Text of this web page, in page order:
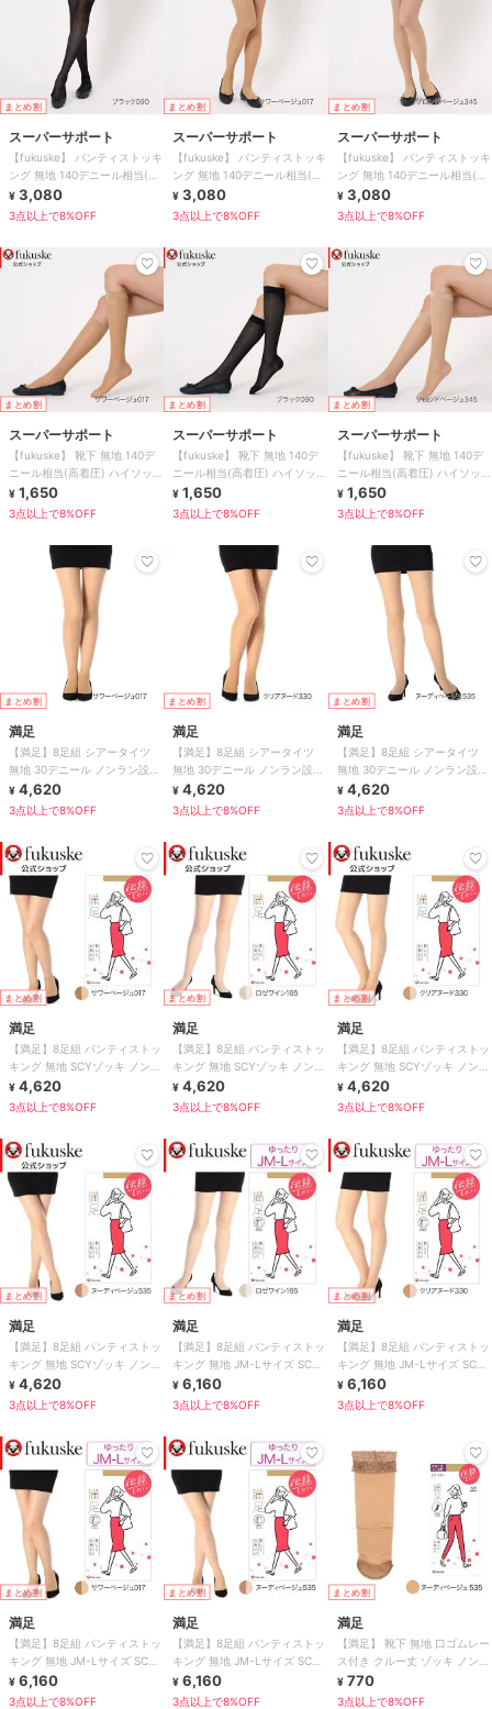
まとめ割
スーパーサポート
【fukuske】 パンティストッキ
ング 無地 140デニール相当(高
着圧)
¥ 3,080
3点以上で8%OFF
まとめ割
スーパーサポート
【fukuske】 パンティストッキ
ング 無地 140デニール相当(高
着圧)
¥ 3,080
3点以上で8%OFF
まとめ割
スーパーサポート
【fukuske】 パンティストッキ
ング 無地 140デニール相当(高
着圧)
¥ 3,080
3点以上で8%OFF
まとめ割
スーパーサポート
【fukuske】 靴下 無地 140デ
ニール相当(高着圧) ハイソック
ス丈
¥ 1,650
3点以上で8%OFF
まとめ割
スーパーサポート
【fukuske】 靴下 無地 140デ
ニール相当(高着圧) ハイソック
ス丈
¥ 1,650
3点以上で8%OFF
まとめ割
スーパーサポート
【fukuske】 靴下 無地 140デ
ニール相当(高着圧) ハイソック
ス丈
¥ 1,650
3点以上で8%OFF
まとめ割
満足
【満足】8足組 シアータイツ
無地 30デニール ノンラン設計
幅広ウエスト設計
¥ 4,620
3点以上で8%OFF
まとめ割
満足
【満足】8足組 シアータイツ
無地 30デニール ノンラン設計
幅広ウエスト設計
¥ 4,620
3点以上で8%OFF
まとめ割
満足
【満足】8足組 シアータイツ
無地 30デニール ノンラン設計
幅広ウエスト設計
¥ 4,620
3点以上で8%OFF
まとめ割
満足
【満足】8足組 パンティストッ
キング 無地 SCYゾッキ ノンラ
ン つま先補強 マチ
¥ 4,620
3点以上で8%OFF
まとめ割
満足
【満足】8足組 パンティストッ
キング 無地 SCYゾッキ ノンラ
ン つま先補強 マチ
¥ 4,620
3点以上で8%OFF
まとめ割
満足
【満足】8足組 パンティストッ
キング 無地 SCYゾッキ ノンラ
ン つま先補強 マチ
¥ 4,620
3点以上で8%OFF
まとめ割
満足
【満足】8足組 パンティストッ
キング 無地 SCYゾッキ ノンラ
ン つま先補強 マチ
¥ 4,620
3点以上で8%OFF
まとめ割
満足
【満足】8足組 パンティストッ
キング 無地 JM-Lサイズ SCY
ゾッキ ノンラン
¥ 6,160
3点以上で8%OFF
まとめ割
満足
【満足】8足組 パンティストッ
キング 無地 JM-Lサイズ SCY
ゾッキ ノンラン
¥ 6,160
3点以上で8%OFF
まとめ割
満足
【満足】8足組 パンティストッ
キング 無地 JM-Lサイズ SCY
ゾッキ ノンラン
¥ 6,160
3点以上で8%OFF
まとめ割
満足
【満足】8足組 パンティストッ
キング 無地 JM-Lサイズ SCY
ゾッキ ノンラン
¥ 6,160
3点以上で8%OFF
まとめ割
満足
【満足】 靴下 無地 口ゴムレー
ス付き クルー丈 ゾッキ ノンラ
ン設計 抗菌防臭
¥ 770
3点以上で8%OFF